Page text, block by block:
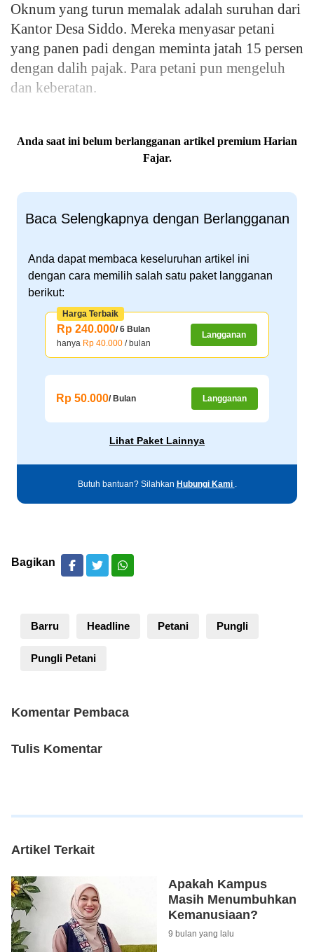
Oknum yang turun memalak adalah suruhan dari
Kantor Desa Siddo. Mereka menyasar petani
yang panen padi dengan meminta jatah 15 persen
dengan dalih pajak. Para petani pun mengeluh
dan keberatan.
Anda saat ini belum berlangganan artikel premium Harian
Fajar.
Baca Selengkapnya dengan Berlangganan
Anda dapat membaca keseluruhan artikel ini
dengan cara memilih salah satu paket langganan
berikut:
Rp 240.000/ 6 Bulan
hanya Rp 40.000 / bulan
Langganan
Harga Terbaik
Rp 50.000/ Bulan Langganan
Lihat Paket Lainnya
Butuh bantuan? Silahkan Hubungi Kami .
Bagikan
Barru Headline Petani Pungli
Pungli Petani
Komentar Pembaca
Tulis Komentar
Artikel Terkait
Apakah Kampus
Masih Menumbuhkan
Kemanusiaan?
9 bulan yang lalu